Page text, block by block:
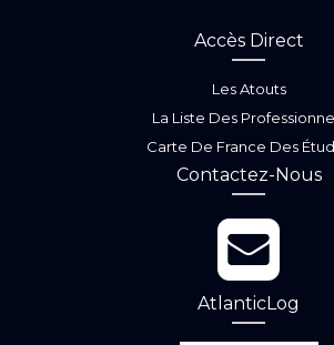
Accès Direct
Les Atouts
La Liste Des
Carte De France Des
Contactez-Nous
AtlanticLog